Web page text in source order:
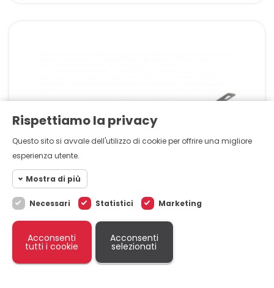
Rispettiamo la privacy
Questo sito si avvale dell'utilizzo di cookie per offrire una migliore
esperienza utente.
Mostra di più
Cookie necessari
I Cookie Necessari aiutano il sito web
ad essere utilizzabile dal visitatore e
permettono il funzionamento di
statistici
Necessari Statistici Marketing
Acconsenti
tutti i cookie
Acconsenti
selezionati